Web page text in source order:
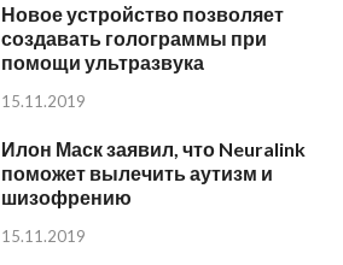
Новое устройство позволяет
создавать голограммы при
помощи ультразвука
15.11.2019
Илон Маск заявил, что Neuralink
поможет вылечить аутизм и
шизофрению
15.11.2019